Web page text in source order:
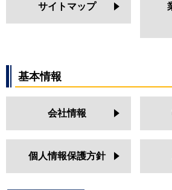
サイトマップ
基本情報
会社情報
個人情報保護方針